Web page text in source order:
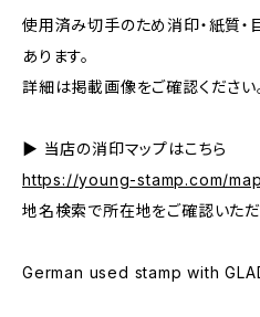
使用済み切手のため消印・紙質
あります。
詳細は掲載画像をご確認ください
▶ 当店の消印マップはこちら
https://young-stamp.com/
地名検索で所在地をご確認いただ
German used stamp with